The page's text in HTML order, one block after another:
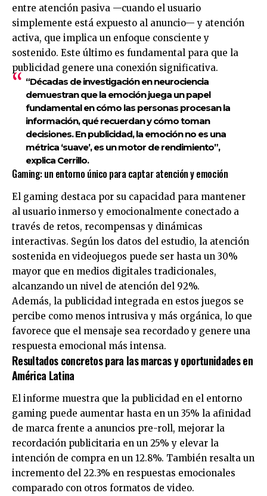
entre atención pasiva —cuando el usuario
simplemente está expuesto al anuncio— y atención
activa, que implica un enfoque consciente y
sostenido. Este último es fundamental para que la
publicidad genere una conexión significativa.
“Décadas de investigación en neurociencia
demuestran que la emoción juega un papel
fundamental en cómo las personas procesan la
información, qué recuerdan y cómo toman
decisiones. En publicidad, la emoción no es una
métrica ‘suave’, es un motor de rendimiento”,
explica Cerrillo.
Gaming: un entorno único para captar atención y emoción
El gaming destaca por su capacidad para mantener
al usuario inmerso y emocionalmente conectado a
través de retos, recompensas y dinámicas
interactivas. Según los datos del estudio, la atención
sostenida en videojuegos puede ser hasta un 30%
mayor que en medios digitales tradicionales,
alcanzando un nivel de atención del 92%.
Además, la publicidad integrada en estos juegos se
percibe como menos intrusiva y más orgánica, lo que
favorece que el mensaje sea recordado y genere una
respuesta emocional más intensa.
Resultados concretos para las marcas y oportunidades en
América Latina
El informe muestra que la publicidad en el entorno
gaming puede aumentar hasta en un 35% la afinidad
de marca frente a anuncios pre-roll, mejorar la
recordación publicitaria en un 25% y elevar la
intención de compra en un 12.8%. También resalta un
incremento del 22.3% en respuestas emocionales
comparado con otros formatos de video.